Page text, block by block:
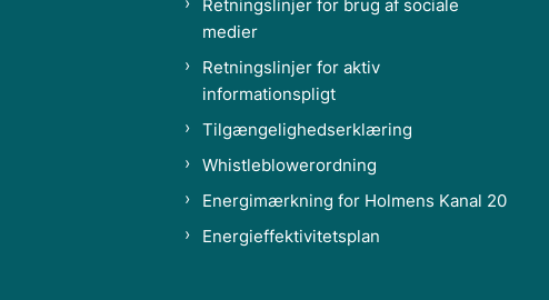
Retningslinjer for brug af sociale
medier
Retningslinjer for aktiv
informationspligt
Tilgængelighedserklæring
Whistleblowerordning
Energimærkning for Holmens Kanal 20
Energieffektivitetsplan